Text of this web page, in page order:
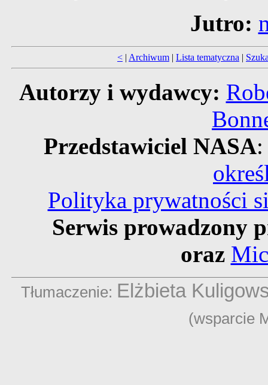
Jutro:
< | Archiwum | Lista tematyczna |
Autorzy i wydawcy:
Przedstawiciel NASA
Polityka prywatności
Serwis prowadzony
oraz
Tłumaczenie: Elżbieta
(wsparcie